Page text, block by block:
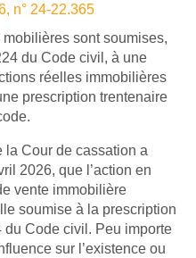
n° 24-22.365
sont soumises,
du Code civil, à une
réelles immobilières
prescription trentenaire
la Cour de cassation a
2026, que l’action en
vente immobilière
soumise à la prescription
du Code civil. Peu importe
sur l’existence ou